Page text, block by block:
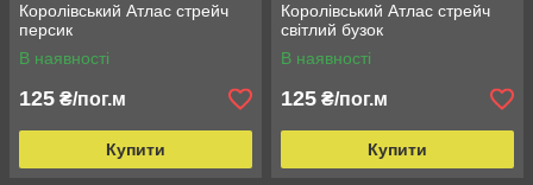
Королівський Атлас стрейч
персик
В наявності
125 ₴/пог.м
Купити
Королівський Атлас стрейч
світлий бузок
В наявності
125 ₴/пог.м
Купити